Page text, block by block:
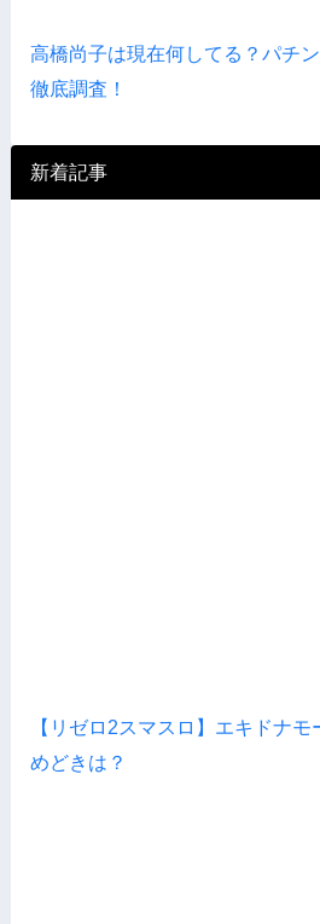
高橋尚子は現在何してる？パチ
徹底調査！
新着記事
【リゼロ2スマスロ】エキドナ
めどきは？